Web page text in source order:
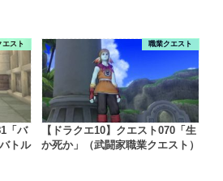
エスト
「バ
トル
職業クエスト
【ドラクエ10】クエスト070「生
か死か」（武闘家職業クエスト）